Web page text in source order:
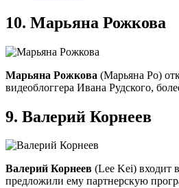
10. Марьяна Рожкова
Марьяна Рожкова (Марьяна Ро)
видеоблоггера Ивана Рудского,
9. Валерий Корнеев
Валерий Корнеев (Lee Kei) входит
предложили ему партнерскую